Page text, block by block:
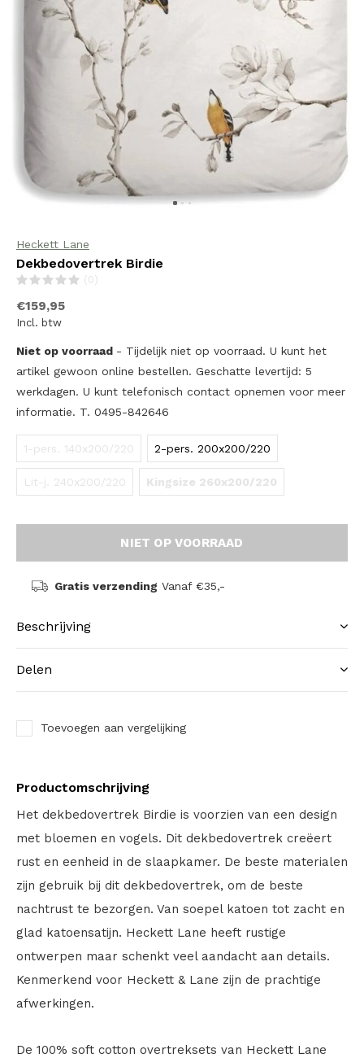
Heckett Lane
Dekbedovertrek Birdie
(0)
€159,95
Incl. btw
Niet op voorraad - Tijdelijk niet op voorraad. U kunt het
artikel gewoon online bestellen. Geschatte levertijd: 5
werkdagen. U kunt telefonisch contact opnemen voor meer
informatie. T. 0495-842646
1-pers. 140x200/220 2-pers. 200x200/220
Lit-j. 240x200/220 Kingsize 260x200/220
NIET OP VOORRAAD
Gratis verzending Vanaf €35,-
Beschrijving
Delen
Toevoegen aan vergelijking
Productomschrijving
Het dekbedovertrek Birdie is voorzien van een design
met bloemen en vogels. Dit dekbedovertrek creëert
rust en eenheid in de slaapkamer. De beste materialen
zijn gebruik bij dit dekbedovertrek, om de beste
nachtrust te bezorgen. Van soepel katoen tot zacht en
glad katoensatijn. Heckett Lane heeft rustige
ontwerpen maar schenkt veel aandacht aan details.
Kenmerkend voor Heckett & Lane zijn de prachtige
afwerkingen.
De 100% soft cotton overtreksets van Heckett Lane